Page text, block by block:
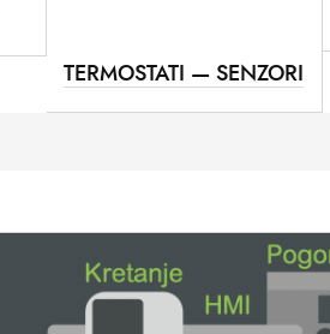
TERMOSTATI — SENZORI